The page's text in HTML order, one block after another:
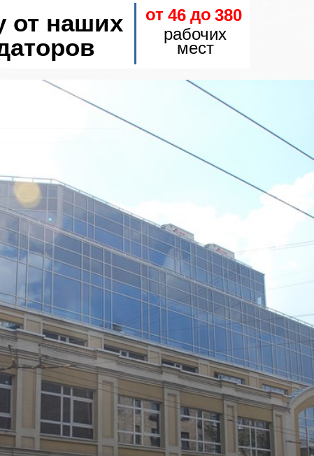
от наших
от 46 до 380
рабочих
мест